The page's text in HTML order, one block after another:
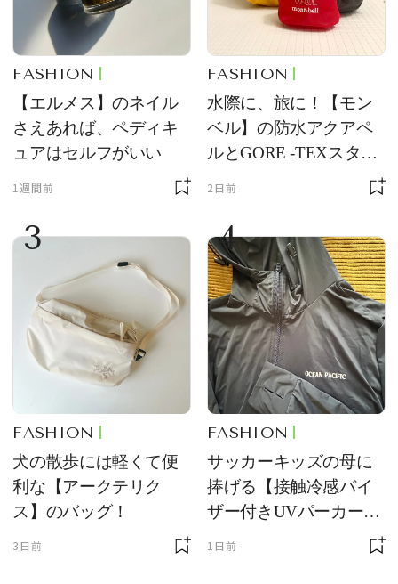
FASHION
【エルメス】のネイル
さえあれば、ペディキ
ュアはセルフがいい
1週間前
FASHION
水際に、旅に！【モン
ベル】の防水アクアペ
ルとGORE -TEXスタッ
フバッグが優秀すぎる
2日前
3
FASHION
犬の散歩には軽くて便
利な【アークテリク
ス】のバッグ！
3日前
4
FASHION
サッカーキッズの母に
捧げる【接触冷感バイ
ザー付きUVパーカー】
1日前